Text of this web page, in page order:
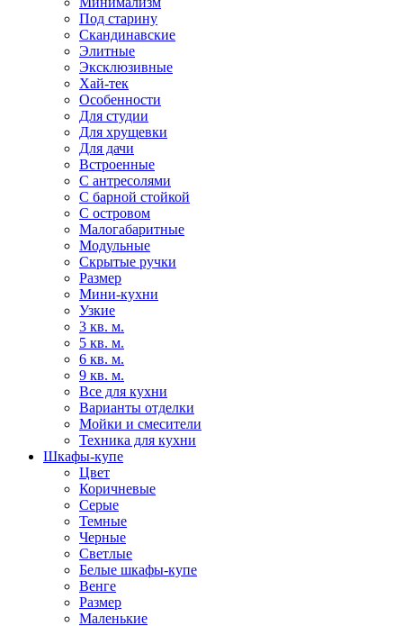
Под старину
Скандинавские
Элитные
Эксклюзивные
Хай-тек
Особенности
Для студии
Для хрущевки
Для дачи
Встроенные
С антресолями
С барной стойкой
С островом
Малогабаритные
Модульные
Скрытые ручки
Размер
Мини-кухни
Узкие
3 кв. м.
5 кв. м.
6 кв. м.
9 кв. м.
Все для кухни
Варианты отделки
Мойки и смесители
Техника для кухни
Шкафы-купе
Цвет
Коричневые
Серые
Темные
Черные
Светлые
Белые шкафы-купе
Венге
Размер
Маленькие